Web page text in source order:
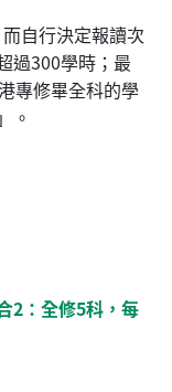
自行決定報讀次
過300學時；最
專修畢全科的學
。
2：全修5科，每